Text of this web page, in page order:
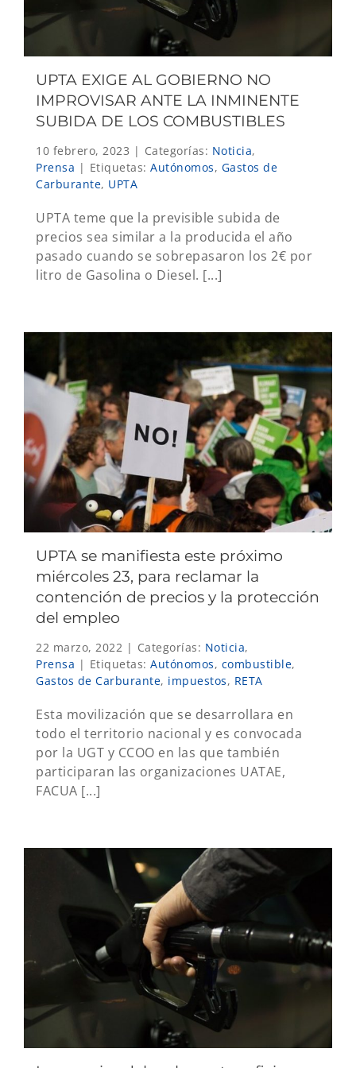
UPTA EXIGE AL GOBIERNO NO
IMPROVISAR ANTE LA INMINENTE
SUBIDA DE LOS COMBUSTIBLES
10 febrero, 2023 | Categorías: Noticia,
Prensa | Etiquetas: Autónomos, Gastos de
Carburante, UPTA
UPTA teme que la previsible subida de
precios sea similar a la producida el año
pasado cuando se sobrepasaron los 2€ por
litro de Gasolina o Diesel. [...]
UPTA se manifiesta este próximo
miércoles 23, para reclamar la
contención de precios y la protección
del empleo
22 marzo, 2022 | Categorías: Noticia,
Prensa | Etiquetas: Autónomos, combustible,
Gastos de Carburante, impuestos, RETA
Esta movilización que se desarrollara en
todo el territorio nacional y es convocada
por la UGT y CCOO en las que también
participaran las organizaciones UATAE,
FACUA [...]